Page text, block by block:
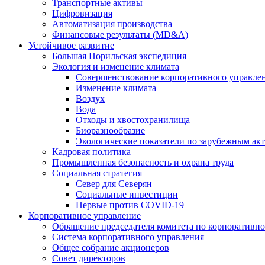
Транспортные активы
Цифровизация
Автоматизация производства
Финансовые результаты (MD&A)
Устойчивое развитие
Большая Норильская экспедиция
Экология и изменение климата
Совершенствование корпоративного
Изменение климата
Воздух
Вода
Отходы и хвостохранилища
Биоразнообразие
Экологические показатели по зарубежным
Кадровая политика
Промышленная безопасность и охрана труда
Социальная стратегия
Север для Северян
Социальные инвестиции
Первые против COVID‑19
Корпоративное управление
Обращение председателя комитета по
Система корпоративного управления
Общее собрание акционеров
Совет директоров